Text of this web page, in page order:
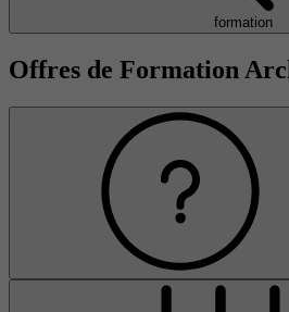
formation
Offres de Formation